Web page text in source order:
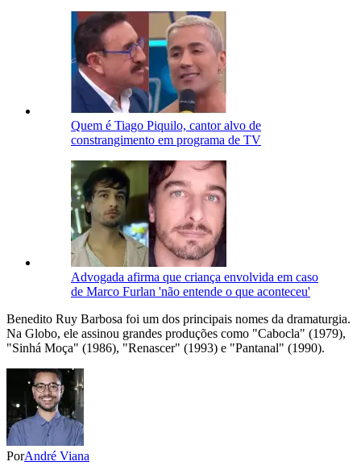
Quem é Tiago Piquilo, cantor alvo de
constrangimento em programa de TV
Advogada afirma que criança envolvida em caso
de Marco Furlan 'não entende o que aconteceu'
Benedito Ruy Barbosa foi um dos principais nomes da dramaturgia.
Na Globo, ele assinou grandes produções como "Cabocla" (1979),
"Sinhá Moça" (1986), "Renascer" (1993) e "Pantanal" (1990).
PorAndré Viana